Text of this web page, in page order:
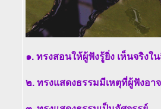
๑. ทรงสอนให้ผู้ฟังรู้ยิ่ง เห็นจริงใ
๒. ทรงแสดงธรรมมีเหตุที่ผู้ฟังอา